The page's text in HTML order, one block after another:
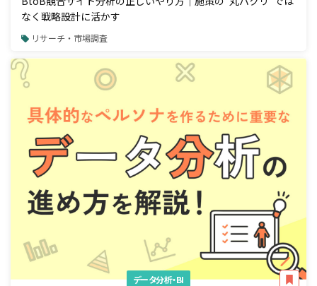
なく戦略設計に活かす
リサーチ・市場調査
データ分析・BI